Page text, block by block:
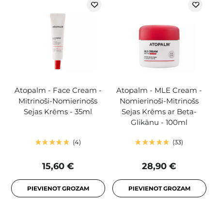
Atopalm - Face Cream -
Mitrinoši-Nomierinošs
Sejas Krēms - 35ml
4
15,60 €
PIEVIENOT GROZAM
Atopalm - MLE Cream -
Nomierinoši-Mitrinošs
Sejas Krēms ar Beta-
Glikānu - 100ml
33
28,90 €
PIEVIENOT GROZAM